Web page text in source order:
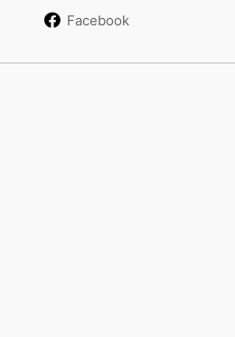
Facebook